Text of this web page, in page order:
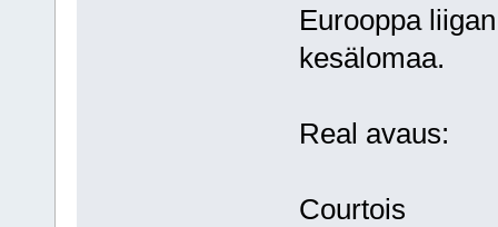
Eurooppa
kesälomaa.
Real avaus:
Courtois